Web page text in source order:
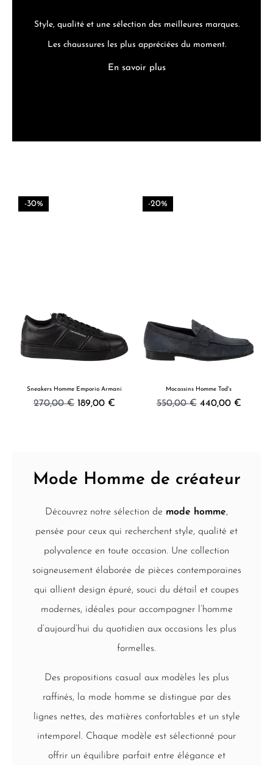
Style, qualité et une sélection des meilleures marques.
Les chaussures les plus appréciées du moment.
En savoir plus
-30%
Sneakers Homme Emporio Armani
270,00 € 189,00 €
-20%
Mocassins Homme Tod's
550,00 € 440,00 €
Mode Homme de créateur
Découvrez notre sélection de mode homme,
pensée pour ceux qui recherchent style, qualité et
polyvalence en toute occasion. Une collection
soigneusement élaborée de pièces contemporaines
qui allient design épuré, souci du détail et coupes
modernes, idéales pour accompagner l’homme
d’aujourd’hui du quotidien aux occasions les plus
formelles.
Des propositions casual aux modèles les plus
raffinés, la mode homme se distingue par des
lignes nettes, des matières confortables et un style
intemporel. Chaque modèle est sélectionné pour
offrir un équilibre parfait entre élégance et